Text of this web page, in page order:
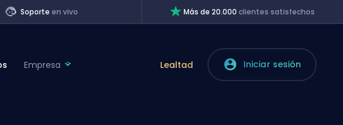
Soporteen vivo Más de 20.000clientes satisfechos
Empresa Lealtad Iniciar sesión